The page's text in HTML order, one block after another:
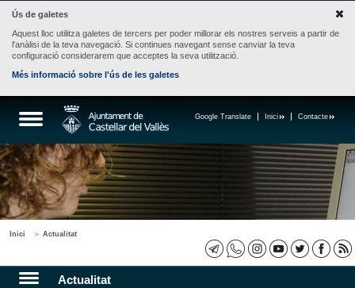
Ús de galetes
Aquest lloc utilitza galetes de tercers per poder millorar els nostres serveis a partir de
l'anàlisi de la teva navegació. Si continues navegant sense canviar la teva
configuració considerarem que acceptes la seva utilització.
Més informació sobre l'ús de les galetes
Contacte
Inici
Google Translate
Inici Actualitat
Actualitat